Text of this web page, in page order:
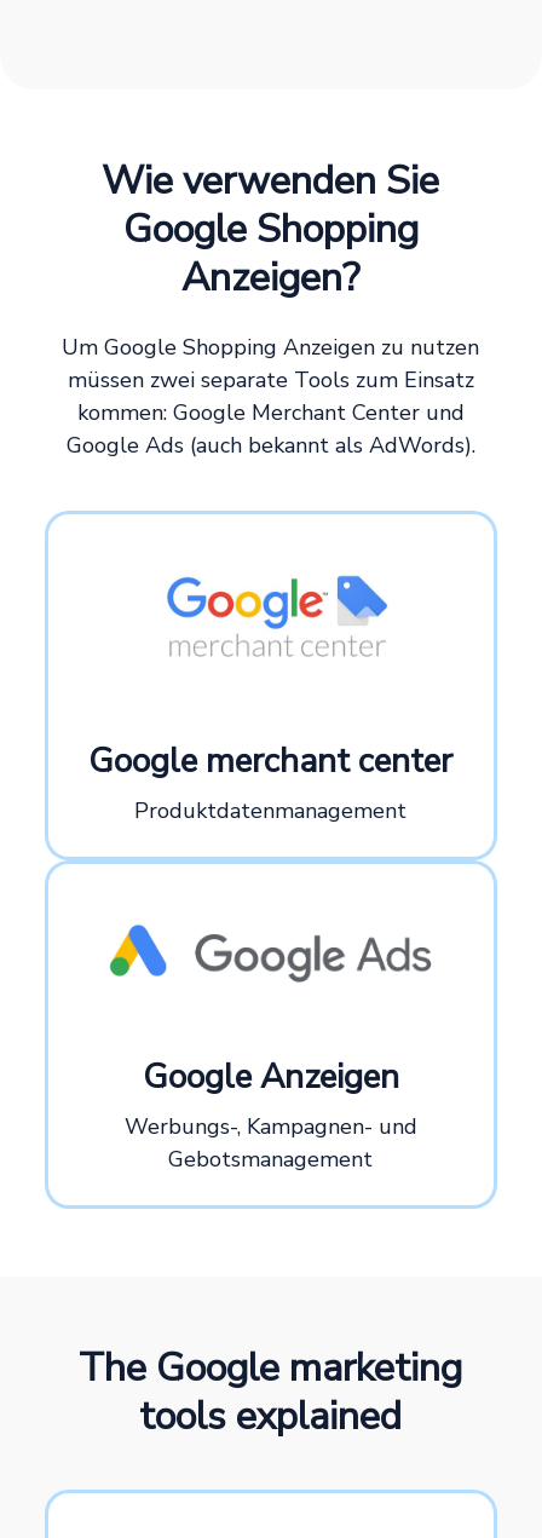
Wie verwenden Sie
Google Shopping
Anzeigen?
Um Google Shopping Anzeigen zu nutzen
müssen zwei separate Tools zum Einsatz
kommen: Google Merchant Center und
Google Ads (auch bekannt als AdWords).
Google merchant center
Produktdatenmanagement
Google Anzeigen
Werbungs-, Kampagnen- und
Gebotsmanagement
The Google marketing
tools explained